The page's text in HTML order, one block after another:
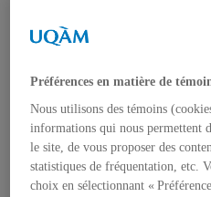
c-six |
c-six |
c-six |
c-
c-
c-
Denis
c-
Préférences en matière de
Nous utilisons des témoins
informations qui nous permettent
le site, de vous proposer des
statistiques de fréquentation, etc.
choix en sélectionnant «